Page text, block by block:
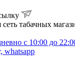
табачных
с 10:00 до
whatsapp